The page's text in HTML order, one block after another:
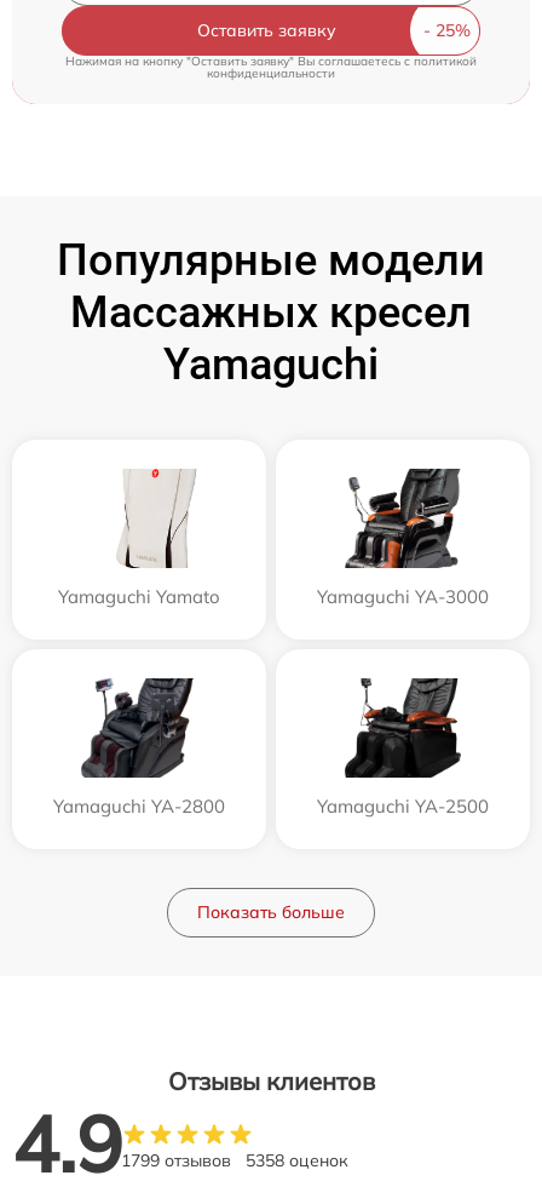
Оставить заявку
Нажимая на кнопку "Оставить заявку" Вы соглашаетесь cполитикой
конфиденциальности
Популярные модели
Массажных кресел
Yamaguchi
Yamaguchi Yamato Yamaguchi YA-3000
Yamaguchi YA-2800 Yamaguchi YA-2500
Показать больше
Отзывы клиентов
4.91799 отзывов 5358 оценок